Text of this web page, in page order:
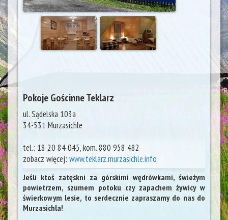
Pokoje Gościnne Teklarz
ul. Sądelska 103a
34-531 Murzasichle
tel.: 18 20 84 045, kom. 880 958 482
zobacz więcej: www.teklarz.murzasichle.info
Jeśli ktoś zatęskni za górskimi wędrówkami, świeżym
powietrzem, szumem potoku czy zapachem żywicy w
świerkowym lesie, to serdecznie zapraszamy do nas do
Murzasichla!